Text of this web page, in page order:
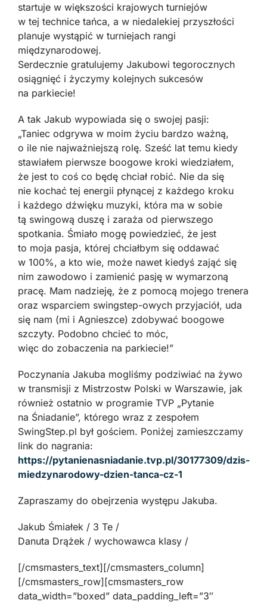
startuje w większości krajowych turniejów
w tej technice tańca, a w niedalekiej przyszłości
planuje wystąpić w turniejach rangi
międzynarodowej.
Serdecznie gratulujemy Jakubowi tegorocznych
osiągnięć i życzymy kolejnych sukcesów
na parkiecie!
A tak Jakub wypowiada się o swojej pasji:
„Taniec odgrywa w moim życiu bardzo ważną,
o ile nie najważniejszą rolę. Sześć lat temu kiedy
stawiałem pierwsze boogowe kroki wiedziałem,
że jest to coś co będę chciał robić. Nie da się
nie kochać tej energii płynącej z każdego kroku
i każdego dźwięku muzyki, która ma w sobie
tą swingową duszę i zaraża od pierwszego
spotkania. Śmiało mogę powiedzieć, że jest
to moja pasja, której chciałbym się oddawać
w 100%, a kto wie, może nawet kiedyś zająć się
nim zawodowo i zamienić pasję w wymarzoną
pracę. Mam nadzieję, że z pomocą mojego trenera
oraz wsparciem swingstep-owych przyjaciół, uda
się nam (mi i Agnieszce) zdobywać boogowe
szczyty. Podobno chcieć to móc,
więc do zobaczenia na parkiecie!”
Poczynania Jakuba mogliśmy podziwiać na żywo
w transmisji z Mistrzostw Polski w Warszawie, jak
również ostatnio w programie TVP „Pytanie
na Śniadanie”, którego wraz z zespołem
SwingStep.pl był gościem. Poniżej zamieszczamy
link do nagrania:
https://pytanienasniadanie.tvp.pl/30177309/dzis-
miedzynarodowy-dzien-tanca-cz-1
Zapraszamy do obejrzenia występu Jakuba.
Jakub Śmiałek / 3 Te /
Danuta Drążek / wychowawca klasy /
[/cmsmasters_text][/cmsmasters_column]
[/cmsmasters_row][cmsmasters_row
data_width=”boxed” data_padding_left=”3″